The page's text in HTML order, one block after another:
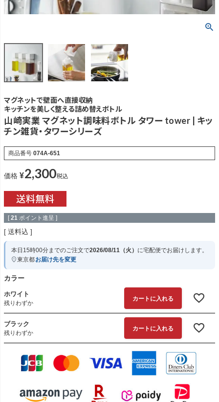
マグネットで壁面へ直接収納
キッチンを美しく整える詰め替えボトル
山崎実業 マグネット調味料ボトル タワー tower | キッ
チン雑貨・タワーシリーズ
商品番号 074A-651
価格 ¥2,300税込
[ 21 ポイント進呈 ]
送料込
本日 15時00分までのご注文で2026/08/11（火） に宅配便でお届けします。
東京都お届け先を変更
カラー
ホワイト
残りわずか
カートに入れる
ブラック
残りわずか
カートに入れる